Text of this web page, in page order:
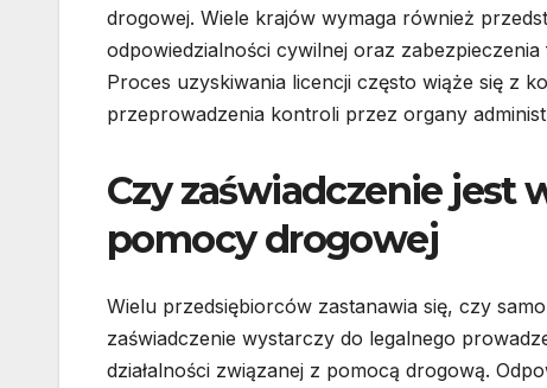
drogowej. Wiele krajów wymaga również
odpowiedzialności cywilnej oraz
Proces uzyskiwania licencji często wiąże się z
przeprowadzenia kontroli przez organy
Czy zaświadczenie jest
pomocy drogowej
Wielu przedsiębiorców zastanawia się, czy samo
zaświadczenie wystarczy do legalnego
działalności związanej z pomocą drogową.